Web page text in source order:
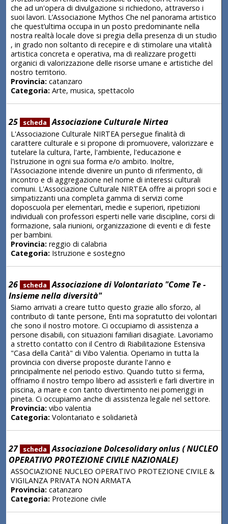
che ad un'opera di divulgazione si richiedono, attraverso i
suoi lavori. L’Associazione Mythos Che nel panorama artistico
che quest’ultima occupa in un posto predominante nella
nostra realtà locale dove si pregia della presenza di un studio
, in grado non soltanto di recepire e di stimolare una vitalità
artistica concreta e operativa, ma di realizzare progetti
organici di valorizzazione delle risorse umane e artistiche del
nostro territorio.
Provincia:catanzaro
Categoria:Arte, musica, spettacolo
25 scheda Associazione Culturale Nirtea
L'Associazione Culturale NIRTEA persegue finalità di
carattere culturale e si propone di promuovere, valorizzare e
tutelare la cultura, l'arte, l'ambiente, l'educazione e
l'istruzione in ogni sua forma e/o ambito. Inoltre,
l'Associazione intende divenire un punto di riferimento, di
incontro e di aggregazione nel nome di interessi culturali
comuni. L'Associazione Culturale NIRTEA offre ai propri soci e
simpatizzanti una completa gamma di servizi come
doposcuola per elementari, medie e superiori, ripetizioni
individuali con professori esperti nelle varie discipline, corsi di
formazione, sala riunioni, organizzazione di eventi e di feste
per bambini.
Provincia:reggio di calabria
Categoria:Istruzione e sostegno
26 scheda Associazione di Volontariato "Come Te -
Insieme nella diversità"
Siamo arrivati a creare tutto questo grazie allo sforzo, al
contributo di tante persone, Enti ma sopratutto dei volontari
che sono il nostro motore. Ci occupiamo di assistenza a
persone disabili, con situazioni familiari disagiate. Lavoriamo
a stretto contatto con il Centro di Riabilitazione Estensiva
"Casa della Carità" di Vibo Valentia. Operiamo in tutta la
provincia con diverse proposte durante l'anno e
principalmente nel periodo estivo. Quando tutto si ferma,
offriamo il nostro tempo libero ad assisterli e farli divertire in
piscina, a mare e con tanto divertimento nei pomeriggi in
pineta. Ci occupiamo anche di assistenza legale nel settore.
Provincia:vibo valentia
Categoria:Volontariato e solidarietà
27 scheda Associazione Dolcesolidary onlus ( NUCLEO
OPERATIVO PROTEZIONE CIVILE NAZIONALE)
ASSOCIAZIONE NUCLEO OPERATIVO PROTEZIONE CIVILE &
VIGILANZA PRIVATA NON ARMATA
Provincia:catanzaro
Categoria:Protezione civile